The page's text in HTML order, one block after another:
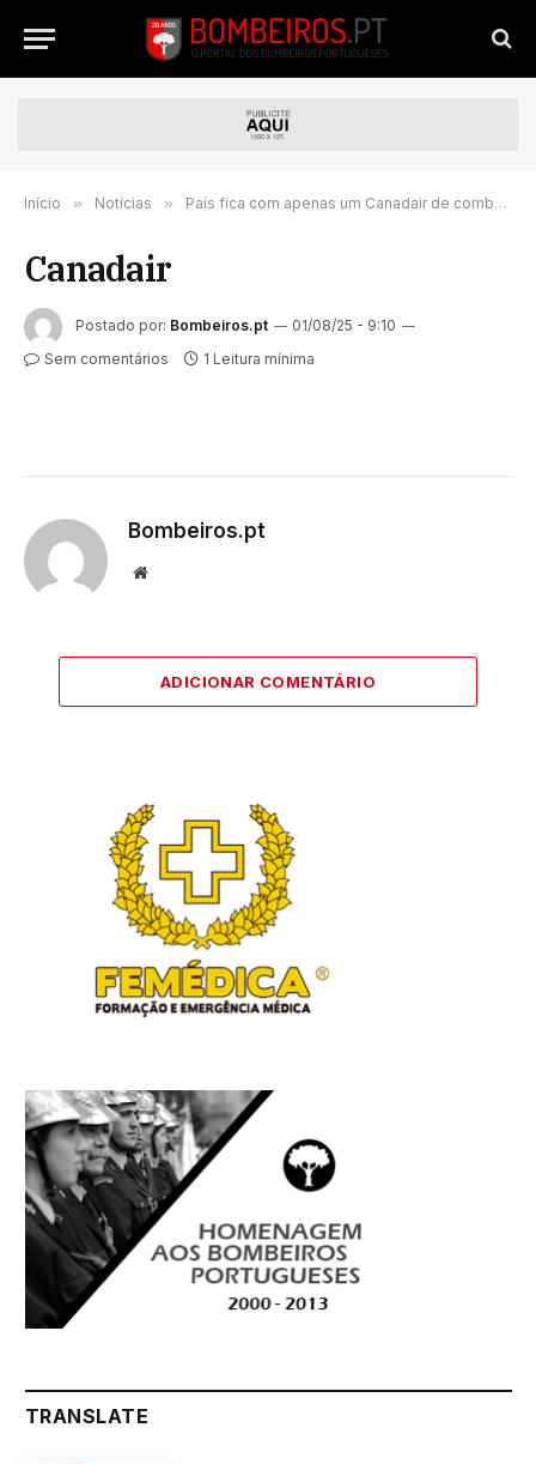
Início » Notícias » País fica com apenas um Canadair de combate aos fogos
Canadair
Postado por: Bombeiros.pt
01/08/25 - 9:10
Sem comentários
1 Leitura mínima
Bombeiros.pt
Website
ADICIONAR COMENTÁRIO
TRANSLATE